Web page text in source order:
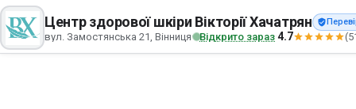
Центр здорової шкіри Вікторії Хачатрян
вул. Замостянська 21, Вінниця· Відкрито зараз·4.7